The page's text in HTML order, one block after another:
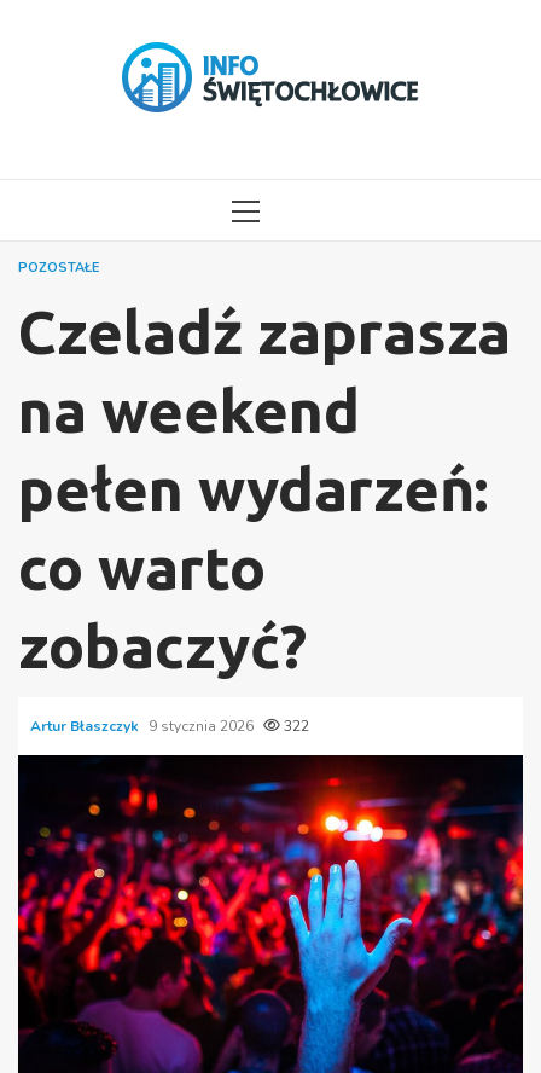
MENU
POZOSTAŁE
Czeladź zaprasza
na weekend
pełen wydarzeń:
co warto
zobaczyć?
Artur Błaszczyk 9 stycznia 2026 322